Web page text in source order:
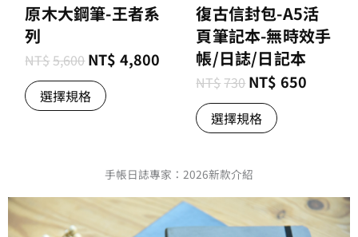
原木大鋼筆-王者系
列
NT$5,600 NT$ 4,800
選擇規格
復古信封包-A5活
頁筆記本-無時效手
帳/日誌/日記本
NT$730 NT$ 650
選擇規格
手帳日誌專家：2026新款介紹